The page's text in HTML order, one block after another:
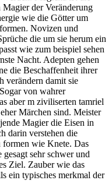
der Veränderung
wie die Götter um
Novizen und
die um sie herum ein
wie zum beispiel sehen
Nacht. Adepten gehen
die Beschaffenheit ihrer
verändern damit sie
von wahrer
aber m ziviliserten tamriel
Märchen sind. Meister
Magier die Eisen in
darin verstehen die
wie Knete. Das
gesagt sehr schwer und
Ziel. Zauber wie das
ein typisches merkmal der